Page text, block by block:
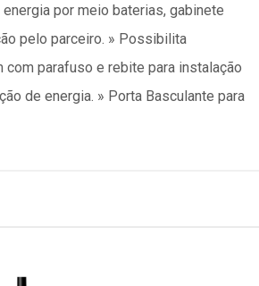
por meio baterias, gabinete
pelo parceiro. » Possibilita
parafuso e rebite para instalação
de energia. » Porta Basculante para